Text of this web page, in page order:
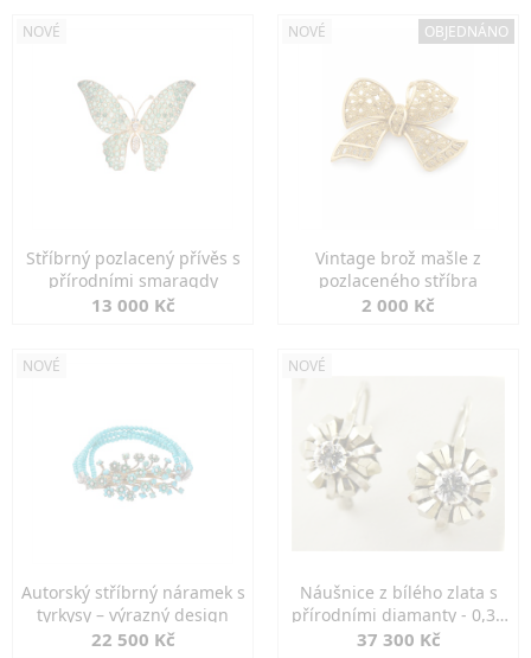
NOVÉ
Stříbrný pozlacený přívěs s
přírodními smaragdy
13 000 Kč
NOVÉ OBJEDNÁNO
Vintage brož mašle z
pozlaceného stříbra
2 000 Kč
NOVÉ
Autorský stříbrný náramek s
tyrkysy – výrazný design
22 500 Kč
NOVÉ
Náušnice z bílého zlata s
přírodními diamanty - 0,30
ct
37 300 Kč